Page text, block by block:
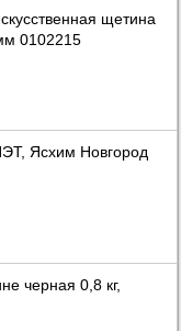
щетина
0102215
Ясхим Новгород
черная 0,8 кг,